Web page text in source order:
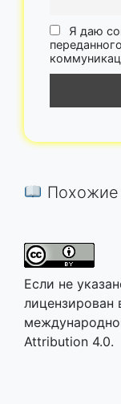
Я даю
Похожие
Если не
лицензирован
Attribution 4.0.